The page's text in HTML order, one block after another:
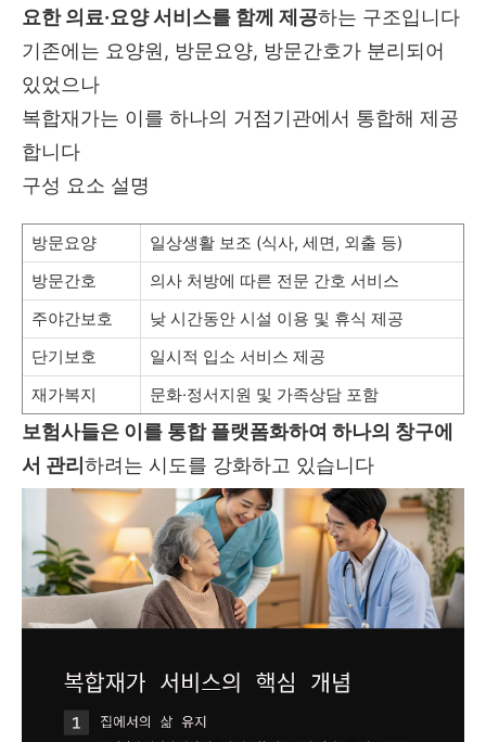
요한 의료·요양 서비스를 함께 제공하는 구조입니다
기존에는 요양원, 방문요양, 방문간호가 분리되어
있었으나
복합재가는 이를 하나의 거점기관에서 통합해 제공
합니다
구성 요소 설명
방문요양
일상생활 보조 (식사, 세면, 외출 등)
방문간호
의사 처방에 따른 전문 간호 서비스
주야간보호
낮 시간동안 시설 이용 및 휴식 제공
단기보호
일시적 입소 서비스 제공
재가복지
문화·정서지원 및 가족상담 포함
보험사들은 이를 통합 플랫폼화하여 하나의 창구에
서 관리 하려는 시도를 강화하고 있습니다